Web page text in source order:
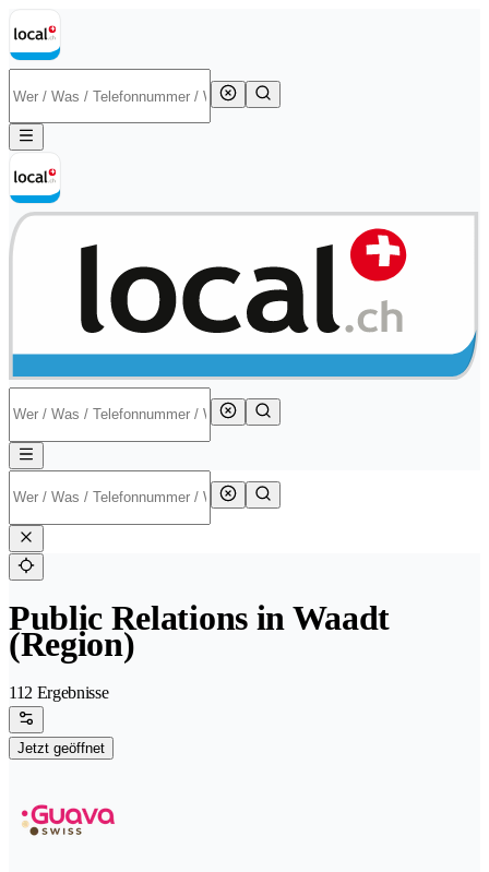
Public Relations in Waadt
(Region)
112 Ergebnisse
Jetzt geöffnet